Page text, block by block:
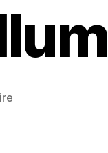
sur